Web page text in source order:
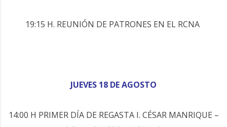
19:15 H. REUNIÓN DE PATRONES EN EL RCNA
JUEVES 18 DE AGOSTO
14:00 H PRIMER DÍA DE REGASTA I. CÉSAR MANRIQUE –